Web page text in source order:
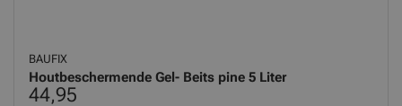
BAUFIX
Houtbeschermende Gel- Beits pine 5 Liter
44,95